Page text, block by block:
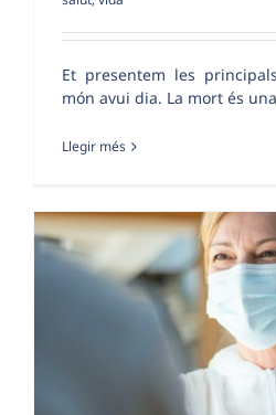
Et presentem les
món avui dia. La mort és
Llegir més